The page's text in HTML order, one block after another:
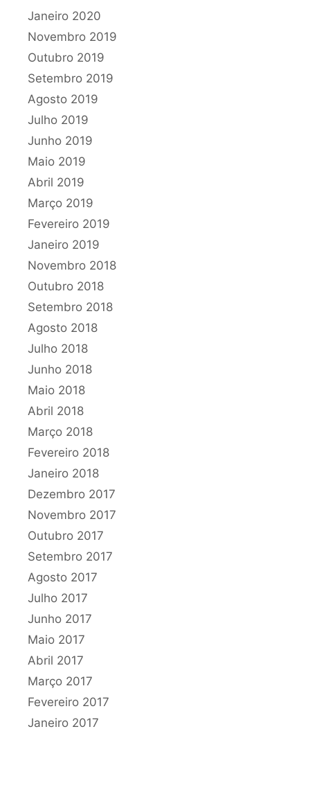
Janeiro 2020
Novembro 2019
Outubro 2019
Setembro 2019
Agosto 2019
Julho 2019
Junho 2019
Maio 2019
Abril 2019
Março 2019
Fevereiro 2019
Janeiro 2019
Novembro 2018
Outubro 2018
Setembro 2018
Agosto 2018
Julho 2018
Junho 2018
Maio 2018
Abril 2018
Março 2018
Fevereiro 2018
Janeiro 2018
Dezembro 2017
Novembro 2017
Outubro 2017
Setembro 2017
Agosto 2017
Julho 2017
Junho 2017
Maio 2017
Abril 2017
Março 2017
Fevereiro 2017
Janeiro 2017